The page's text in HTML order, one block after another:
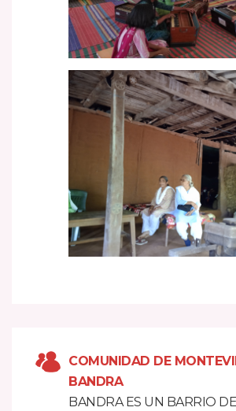
COMUNIDAD DE
BANDRA
BANDRA ES UN BARRIO